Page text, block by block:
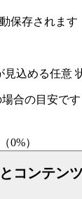
保存されます
見込める任意
合の目安です
0%）
コンテン